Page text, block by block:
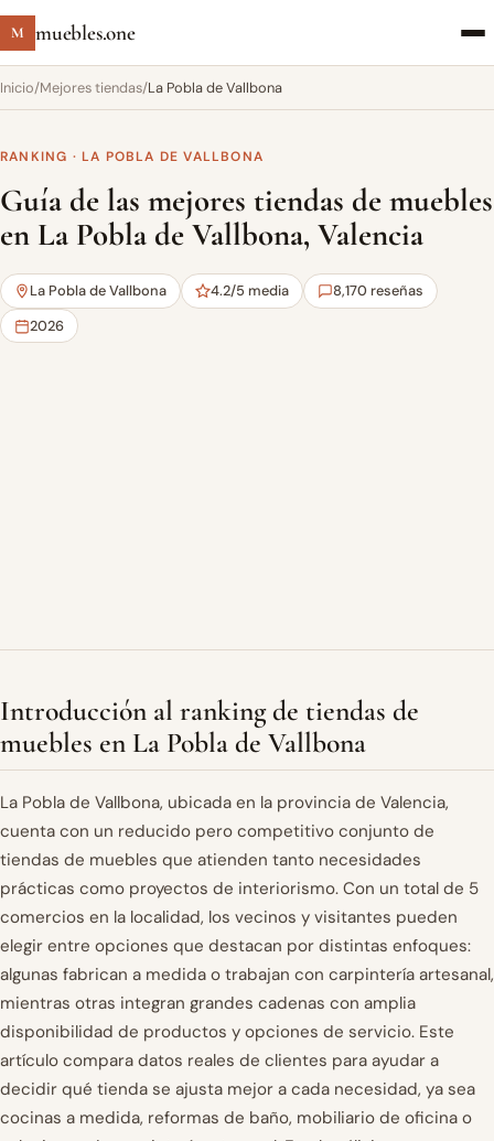
M muebles.one
Inicio/Mejores tiendas/La Pobla de Vallbona
RANKING · LA POBLA DE VALLBONA
Guía de las mejores tiendas de muebles
en La Pobla de Vallbona, Valencia
La Pobla de Vallbona 4.2/5 media
8,170 reseñas
2026
Introducción al ranking de tiendas de
muebles en La Pobla de Vallbona
La Pobla de Vallbona, ubicada en la provincia de Valencia,
cuenta con un reducido pero competitivo conjunto de
tiendas de muebles que atienden tanto necesidades
prácticas como proyectos de interiorismo. Con un total de 5
comercios en la localidad, los vecinos y visitantes pueden
elegir entre opciones que destacan por distintas enfoques:
algunas fabrican a medida o trabajan con carpintería artesanal,
mientras otras integran grandes cadenas con amplia
disponibilidad de productos y opciones de servicio. Este
artículo compara datos reales de clientes para ayudar a
decidir qué tienda se ajusta mejor a cada necesidad, ya sea
cocinas a medida, reformas de baño, mobiliario de oficina o